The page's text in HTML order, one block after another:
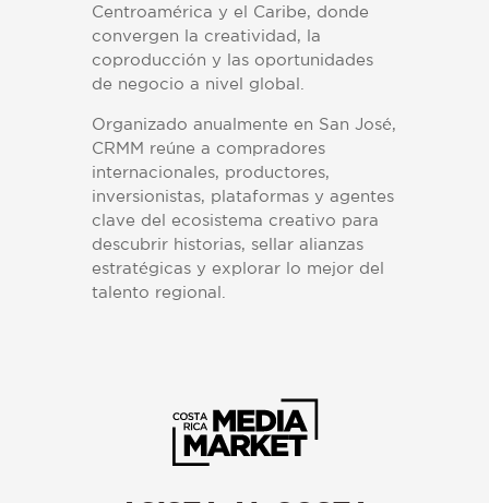
Centroamérica y el Caribe, donde
convergen la creatividad, la
coproducción y las oportunidades
de negocio a nivel global.
Organizado anualmente en San José,
CRMM reúne a compradores
internacionales, productores,
inversionistas, plataformas y agentes
clave del ecosistema creativo para
descubrir historias, sellar alianzas
estratégicas y explorar lo mejor del
talento regional.